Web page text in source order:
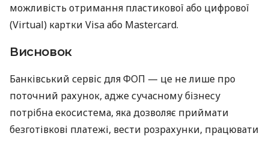
можливість отримання пластикової або цифрової
(Virtual) картки Visa або Mastercard.
Висновок
Банківський сервіс для ФОП — це не лише про
поточний рахунок, адже сучасному бізнесу
потрібна екосистема, яка дозволяє приймати
безготівкові платежі, вести розрахунки, працювати